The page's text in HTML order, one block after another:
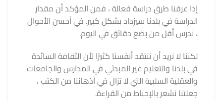
إذا عرفنا طرق دراسة فعالة ، فمن المؤكد أن مقدار
الدراسة في بلدنا سيزداد بشكل كبير. في أحسن الأحوال
، ندرس أقل من بضع دقائق في اليوم.
لكننا لا نريد أن ننتقد أنفسنا كثيرًا لأن الثقافة السائدة
في بلدنا والتعليم غير المبدئي في المدارس والجامعات
والعقلية السلبية التي لا تزال في أذهاننا من الكتب ،
جعلتنا نشعر بالإحباط من القراءة.